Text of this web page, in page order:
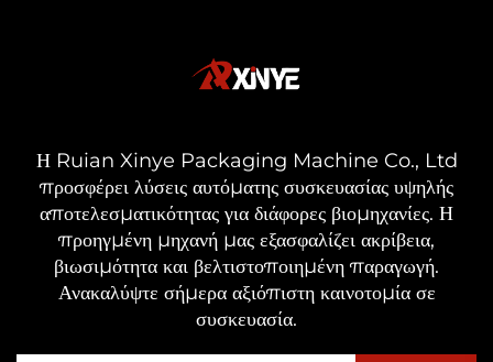
Η Ruian Xinye Packaging Machine Co., Ltd
προσφέρει λύσεις αυτόματης συσκευασίας υψηλής
αποτελεσματικότητας για διάφορες βιομηχανίες. Η
προηγμένη μηχανή μας εξασφαλίζει ακρίβεια,
βιωσιμότητα και βελτιστοποιημένη παραγωγή.
Ανακαλύψτε σήμερα αξιόπιστη καινοτομία σε
συσκευασία.